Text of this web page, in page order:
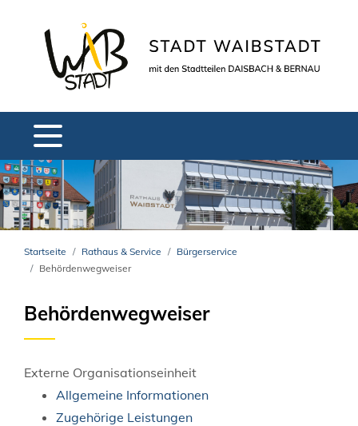
Startseite Rathaus & Service
Bürgerservice
Behördenwegweiser
Behördenwegweiser
Externe Organisationseinheit
Allgemeine Informationen
Zugehörige Leistungen